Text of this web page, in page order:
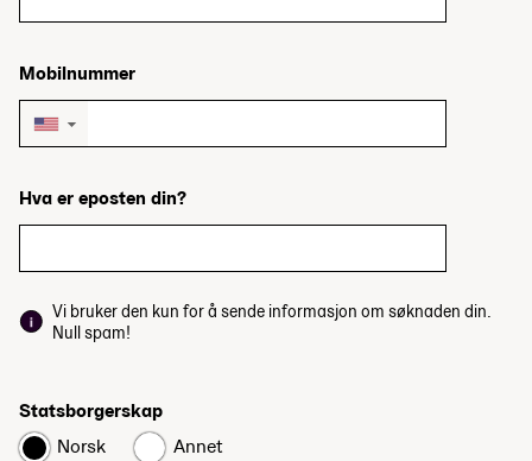
Mobilnummer
▼
Hva er eposten din?
Vi bruker den kun for å sende informasjon om søknaden din.
Null spam!
Statsborgerskap
Norsk
Annet